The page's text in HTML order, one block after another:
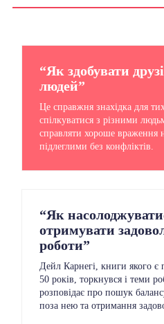
“Як здобувати
людей”
Це справжня знахідка для
спілкуватися з різними
справляти хороше враження
підлеглими без конфліктів.
“Як
отримувати
роботи”
Дейл Карнегі, книги якого
50 років, торкнувся і теми
розповідає про пошук
поза нею та отримання